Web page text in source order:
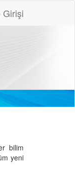
Girişi
bilim
yeni